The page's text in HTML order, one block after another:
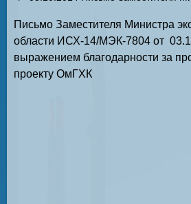
Письмо Заместителя Министра
области ИСХ-14/МЭК-7804 от
выражением благодарности за
проекту ОмГХК